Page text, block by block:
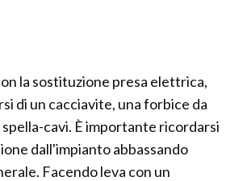
la sostituzione presa elettrica,
di un cacciavite, una forbice da
cavi. È importante ricordarsi
dall'impianto abbassando
Facendo leva con un